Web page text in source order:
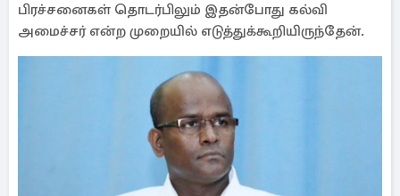
பிரச்சனைகள் தொடர்பிலும் இதன்போது கல்வி
அமைச்சர் என்ற முறையில் எடுத்துக்கூறியிருந்தேன்.